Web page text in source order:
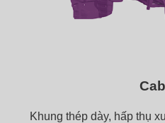
Khung thép dày, hấp thụ